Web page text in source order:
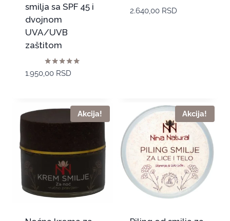
smilja sa SPF 45 i
dvojnom
UVA/UVB
zaštitom
Ocenjeno sa
5.00
1.950,00 RSD
2.640,00 RSD
Akcija! Akcija!